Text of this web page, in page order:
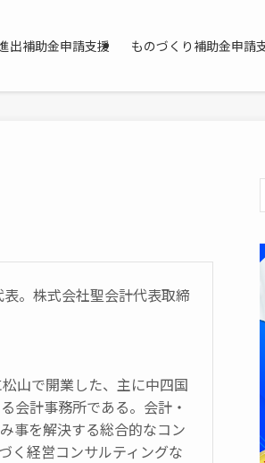
出補助金申請支援 ものづくり補助金申請
表。株式会社聖会計代表取締
山で開業した、主に中四国
会計事務所である。会計・
事を解決する総合的なコン
く経営コンサルティングな